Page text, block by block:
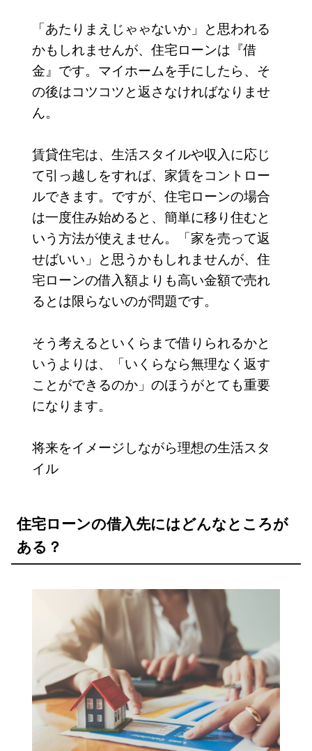
「あたりまえじゃゃないか」と思われる
かもしれませんが、住宅ローンは『借
金』です。マイホームを手にしたら、そ
の後はコツコツと返さなければなりませ
ん。
賃貸住宅は、生活スタイルや収入に応じ
て引っ越しをすれば、家賃をコントロー
ルできます。ですが、住宅ローンの場合
は一度住み始めると、簡単に移り住むと
いう方法が使えません。「家を売って返
せばいい」と思うかもしれませんが、住
宅ローンの借入額よりも高い金額で売れ
るとは限らないのが問題です。
そう考えるといくらまで借りられるかと
いうよりは、「いくらなら無理なく返す
ことができるのか」のほうがとても重要
になります。
将来をイメージしながら理想の生活スタ
イル
住宅ローンの借入先にはどんなところが
ある？